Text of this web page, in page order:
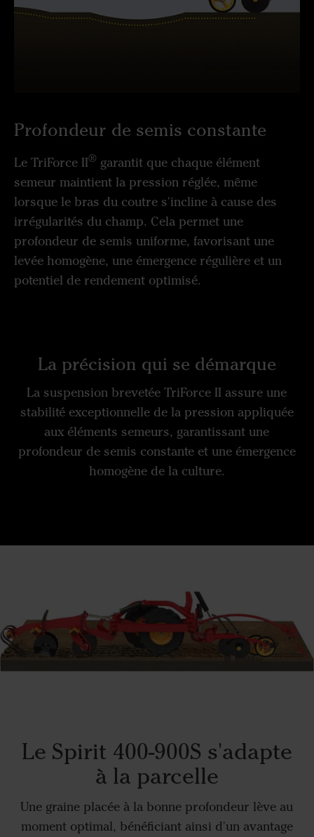
Profondeur de semis constante
Le TriForce II® garantit que chaque élément
semeur maintient la pression réglée, même
lorsque le bras du coutre s'incline à cause des
irrégularités du champ. Cela permet une
profondeur de semis uniforme, favorisant une
levée homogène, une émergence régulière et un
potentiel de rendement optimisé.
La précision qui se démarque
La suspension brevetée TriForce II assure une
stabilité exceptionnelle de la pression appliquée
aux éléments semeurs, garantissant une
profondeur de semis constante et une émergence
homogène de la culture.
Le Spirit 400-900S s'adapte
à la parcelle
Une graine placée à la bonne profondeur lève au
moment optimal, bénéficiant ainsi d'un avantage